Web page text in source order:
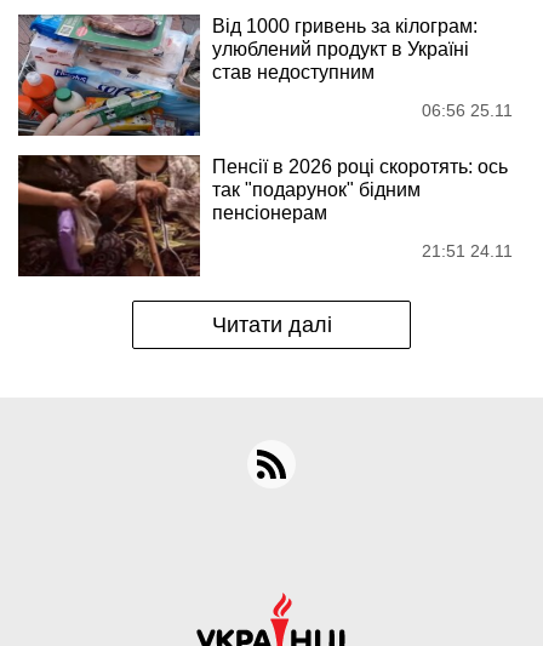
Від 1000 гривень за кілограм:
улюблений продукт в Україні
став недоступним
06:56 25.11
Пенсії в 2026 році скоротять: ось
так "подарунок" бідним
пенсіонерам
21:51 24.11
Читати далі